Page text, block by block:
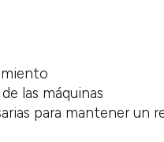
las máquinas
para mantener un